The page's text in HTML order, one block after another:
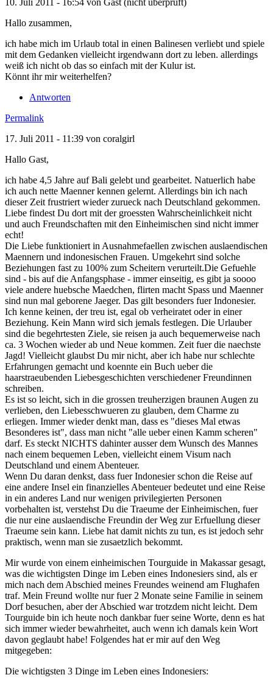
10. Juli 2011 - 16:54 von Gast (nicht überprüft)
Hallo zusammen,
ich habe mich im Urlaub total in einen Balinesen verliebt und spiele
mit dem Gedanken vielleicht irgendwann dort zu leben. allerdings
weiß ich nicht ob das so einfach mit der Kulur ist.
Könnt ihr mir weiterhelfen?
Antworten
Permalink
17. Juli 2011 - 11:39 von coralgirl
Hallo Gast,
ich habe 4,5 Jahre auf Bali gelebt und gearbeitet. Natuerlich habe
ich auch nette Maenner kennen gelernt. Allerdings bin ich nach
dieser Zeit frustriert wieder zurueck nach Deutschland gekommen.
Liebe findest Du dort mit der groessten Wahrscheinlichkeit nicht
und auch Freundschaften mit den Einheimischen sind nicht immer
echt!
Die Liebe funktioniert in Ausnahmefaellen zwischen auslaendischen
Maennern und indonesischen Frauen. Umgekehrt sind solche
Beziehungen fast zu 100% zum Scheitern verurteilt.Die Gefuehle
sind - bis auf die Anfangsphase - immer einseitig, es gibt ja soooo
viele andere huebsche Maedchen, flirten macht Spass und Maenner
sind nun mal geborene Jaeger. Das gilt besonders fuer Indonesier.
Ich kenne keinen, der treu ist, egal ob verheiratet oder in einer
Beziehung. Kein Mann wird sich jemals festlegen. Die Urlauber
sind die begehrtesten Ziele, sie reisen ja auch bequemerweise nach
ca. 3 Wochen wieder ab und Neue kommen. Zeit fuer die naechste
Jagd! Vielleicht glaubst Du mir nicht, aber ich habe nur schlechte
Erfahrungen gemacht und koennte ein Buch ueber die
haarstraeubenden Liebesgeschichten verschiedener Freundinnen
schreiben.
Es ist so leicht, sich in die grossen treuherzigen braunen Augen zu
verlieben, den Liebesschwueren zu glauben, dem Charme zu
erliegen. Immer wieder denkt man, dass es "dieses Mal etwas
Besonderes ist", dass man nicht "alle ueber einen Kamm scheren"
darf. Es steckt NICHTS dahinter ausser dem Wunsch des Mannes
nach einem bequemen Leben, vielleicht einem Visum nach
Deutschland und einem Abenteuer.
Wenn Du daran denkst, dass fuer Indonesier schon die Reise auf
eine andere Insel ein finanzielles Abenteuer bedeutet und eine Reise
in ein anderes Land nur wenigen privilegierten Personen
vorbehalten ist, verstehst Du die Traeume der Einheimischen, fuer
die nur eine auslaendische Freundin der Weg zur Erfuellung dieser
Traeume sein kann. Liebe hat damit nichts zu tun, es ist jedoch sehr
praktisch, wenn man sie zusaetzlich bekommt.
Mir wurde von einem einheimischen Tourguide in Makassar gesagt,
was die wichtigsten Dinge im Leben eines Indonesiers sind, als er
mich nach dem Abschied meines Freundes weinend am Flughafen
traf. Mein Freund wollte nur fuer 2 Monate seine Familie in seinem
Dorf besuchen, aber der Abschied war trotzdem nicht leicht. Dem
Tourguide bin ich heute noch dankbar fuer seine Worte, denn es hat
sich immer wieder bewahrheitet, auch wenn ich damals kein Wort
davon geglaubt habe! Folgendes hat er mir auf den Weg
mitgegeben:
Die wichtigsten 3 Dinge im Leben eines Indonesiers: